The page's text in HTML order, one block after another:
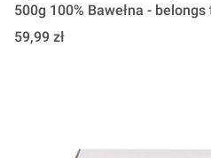
500g 100% Bawełna - belongs
Cena
59,99 zł